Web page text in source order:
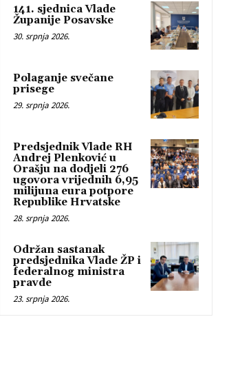
141. sjednica Vlade
Županije Posavske
30. srpnja 2026.
Polaganje svečane
prisege
29. srpnja 2026.
Predsjednik Vlade RH
Andrej Plenković u
Orašju na dodjeli 276
ugovora vrijednih 6,95
milijuna eura potpore
Republike Hrvatske
28. srpnja 2026.
Održan sastanak
predsjednika Vlade ŽP i
federalnog ministra
pravde
23. srpnja 2026.